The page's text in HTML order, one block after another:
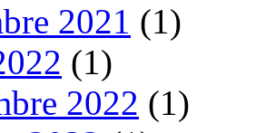
2021 (1)
(1)
2022 (1)